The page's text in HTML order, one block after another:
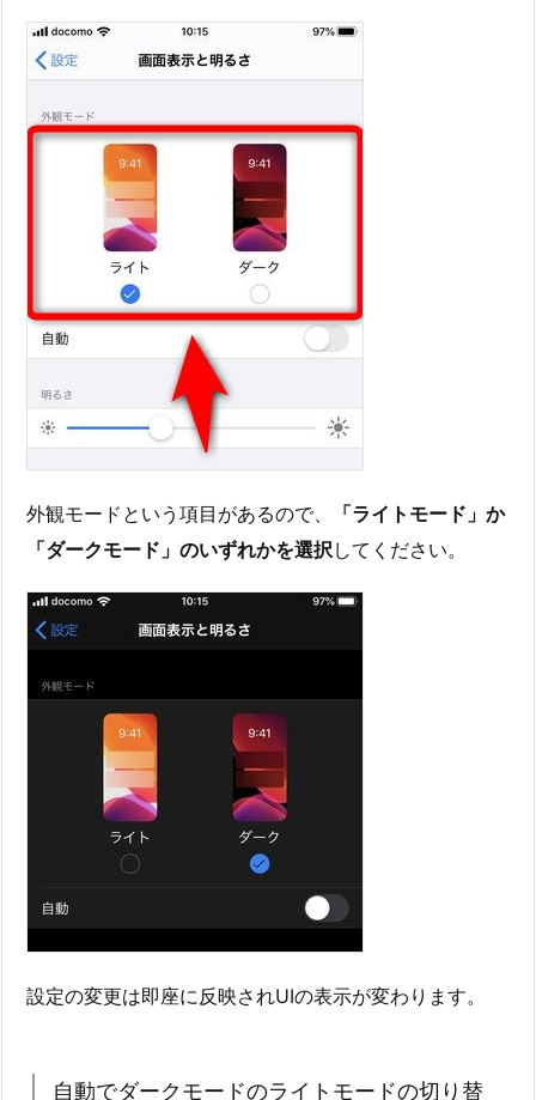
外観モードという項目があるので、
「ライトモード」か
「ダークモード」のいずれかを選択 してください。
設定の変更は即座に反映されUIの表示が変わります。
自動でダークモードのライトモードの切り替